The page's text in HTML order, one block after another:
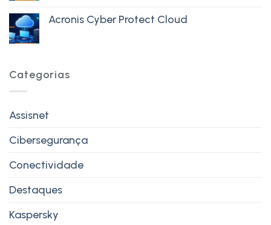
Acronis Cyber Protect Cloud
Categorias
Assisnet
Cibersegurança
Conectividade
Destaques
Kaspersky